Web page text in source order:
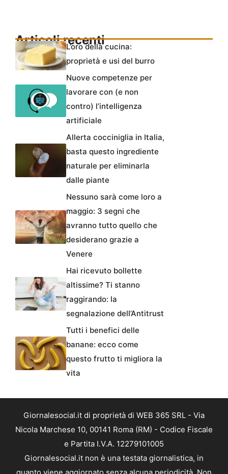
Articoli recenti
L’oro della cucina:
proprietà e usi del burro
Nuove competenze per
lavorare con (e non
contro) l’intelligenza
artificiale
Allerta cocciniglia in Italia,
basta questo ingrediente
naturale per eliminarla
dalle piante
Nessuno sarà come loro a
maggio: 3 segni che
avranno tutto quello che
desiderano grazie a
Venere
Hai ricevuto bollette
altissime? Ti stanno
raggirando: la
segnalazione dell’Antitrust
Tutti i benefici delle
banane: ecco come
questo frutto ti migliora la
vita
Giornalesocial.it di proprietà di WEB 365 SRL - Via
Nicola Marchese 10, 00141 Roma (RM) - Codice Fiscale
e Partita I.V.A. 12279101005
Giornalesocial.it non è una testata giornalistica, in